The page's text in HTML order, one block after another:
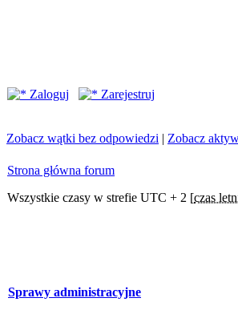
Zaloguj
Zarejestruj
Zobacz wątki bez odpowiedzi | Zobacz
Strona główna forum
Wszystkie czasy w strefie UTC + 2 [czas
Sprawy administracyjne